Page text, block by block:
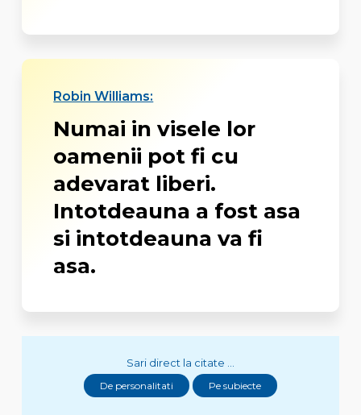
Robin Williams:
Numai in visele lor
oamenii pot fi cu
adevarat liberi.
Intotdeauna a fost asa
si intotdeauna va fi
asa.
Sari direct la citate ...
De personalitati Pe subiecte